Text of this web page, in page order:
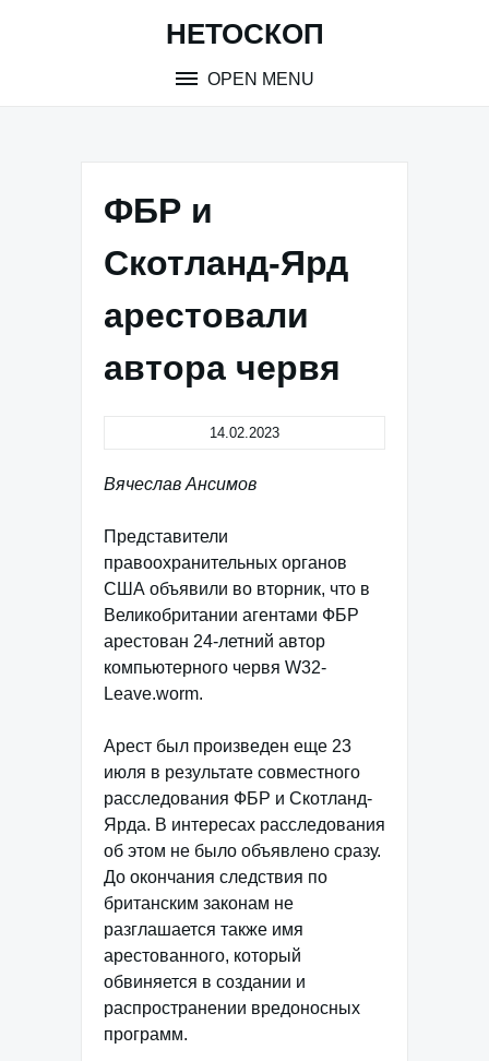
НЕТОСКОП
OPEN MENU
ФБР и
Скотланд-Ярд
арестовали
автора червя
14.02.2023
Вячеслав Ансимов
Представители
правоохранительных органов
США объявили во вторник, что в
Великобритании агентами ФБР
арестован 24-летний автор
компьютерного червя W32-
Leave.worm.
Арест был произведен еще 23
июля в результате совместного
расследования ФБР и Скотланд-
Ярда. В интересах расследования
об этом не было объявлено сразу.
До окончания следствия по
британским законам не
разглашается также имя
арестованного, который
обвиняется в создании и
распространении вредоносных
программ.